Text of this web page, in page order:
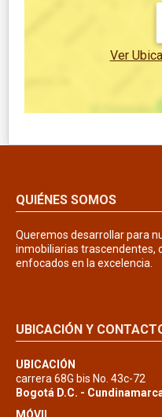
Ver
QUIÉNES SOMOS
Queremos desarrollar para
inmobiliarias trascendentes,
enfocados en la excelencia.
UBICACIÓN Y
UBICACIÓN
carrera 68G bis No. 43c-72
Bogotá D.C. -
MÓVIL